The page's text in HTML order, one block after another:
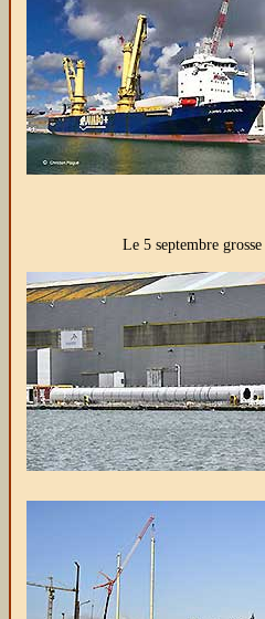
Le 5 septembre